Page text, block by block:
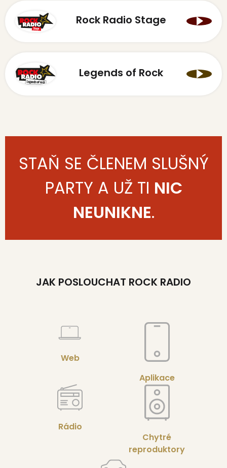
Rock Radio Stage
Legends of Rock
STAŇ SE ČLENEM SLUŠNÝ
PARTY A UŽ TI NIC
NEUNIKNE.
JAK POSLOUCHAT ROCK RADIO
Web
Aplikace
Rádio
Chytré
reproduktory